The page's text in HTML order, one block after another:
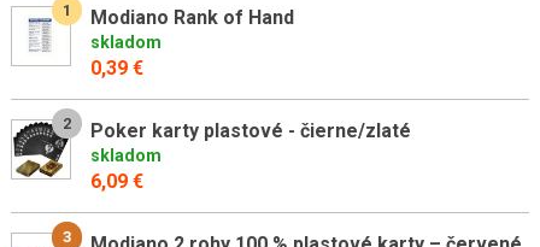
1 Modiano Rank of Hand
skladom
0,39 €
2 Poker karty plastové - čierne/zlaté
skladom
6,09 €
3